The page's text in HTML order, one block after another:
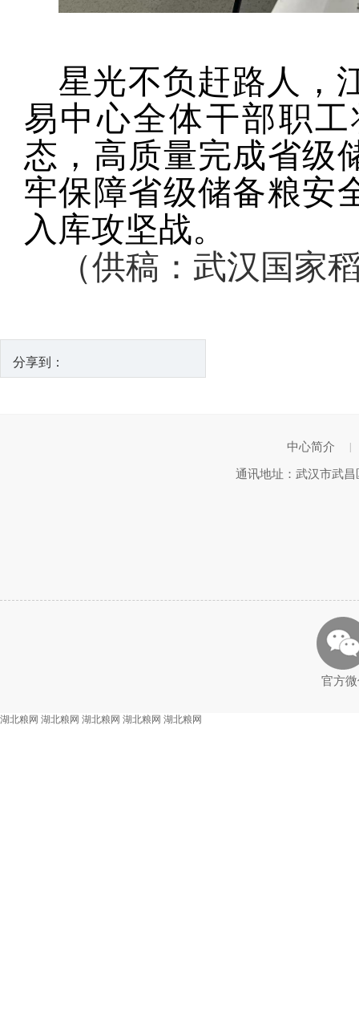
星光不负赶路人，
易中心全体干部职
态，高质量完成省级
牢保障省级储备粮安
入库攻坚战。
（供稿：武汉国家
分享到：
中心简介
通讯地址：武汉市武
官方
湖北粮网 湖北粮网 湖北粮网 湖北粮网 湖北粮网